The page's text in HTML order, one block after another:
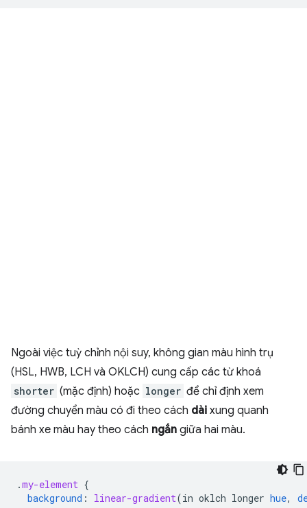
Ngoài việc tuỳ chỉnh nội suy, không gian màu hình trụ
(HSL, HWB, LCH và OKLCH) cung cấp các từ khoá
shorter (mặc định) hoặc longer để chỉ định xem
đường chuyển màu có đi theo cách dài xung quanh
bánh xe màu hay theo cách ngắn giữa hai màu.
.my-element {
background : linear-gradient(in oklch longer hue,